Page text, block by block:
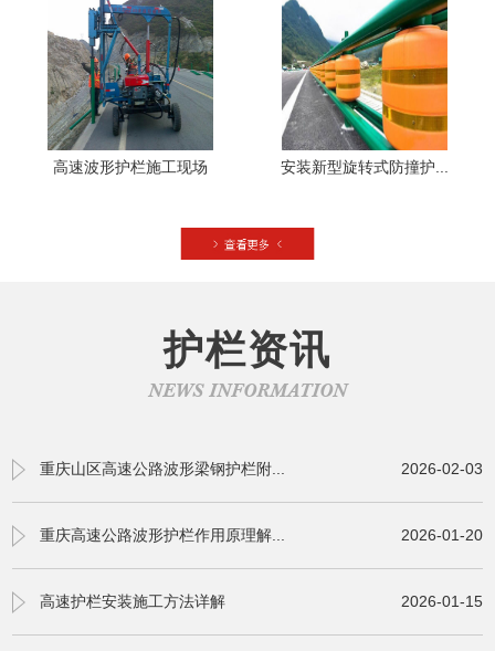
高速波形护栏施工现场 安装新型旋转式防撞护...
护栏资讯
NEWS INFORMATION
重庆山区高速公路波形梁钢护栏附... 2026-02-03
重庆高速公路波形护栏作用原理解... 2026-01-20
高速护栏安装施工方法详解 2026-01-15